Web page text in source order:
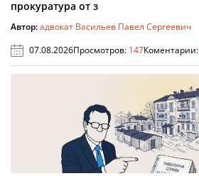
прокуратура от з
Автор:адвокат Васильев Павел Сергеевич
07.08.2026Просмотров: 147Коментарии: